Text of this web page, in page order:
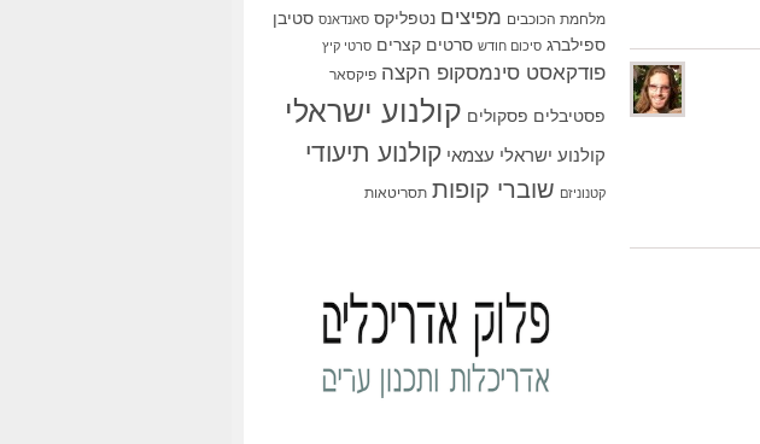
מלחמת הכוכבים מפיצים נטפליקס סאנדאנס סטיבן
ספילברג סיכום חודש סרטים קצרים סרטי קיץ
פודקאסט סינמסקופ הקצה פיקסאר
פסטיבלים פסקולים קולנוע ישראלי
קולנוע ישראלי עצמאי קולנוע תיעודי
קטנוניזם שוברי קופות תסריטאות